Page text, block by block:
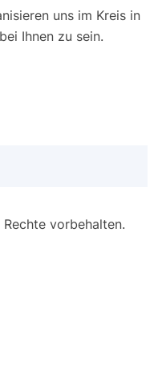
uns im Kreis in
Ihnen zu sein.
vorbehalten.